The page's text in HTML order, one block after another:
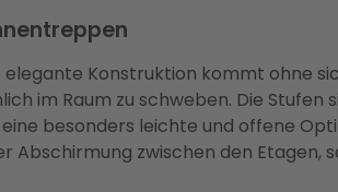
elegante Konstruktion kommt ohne
im Raum zu schweben. Die Stufen
besonders leichte und offene
Abschirmung zwischen den Etagen,